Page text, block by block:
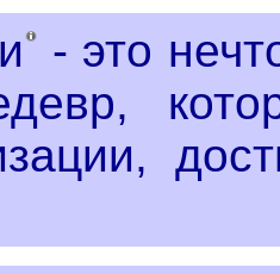
- это